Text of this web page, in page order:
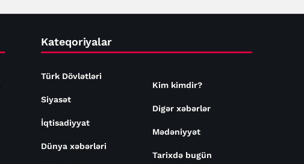
Kateqoriyalar
Türk Dövlətləri
Siyasət
İqtisadiyyat
Dünya xəbərləri
Kim kimdir?
Digər xəbərlər
Mədəniyyət
Tarixdə bugün